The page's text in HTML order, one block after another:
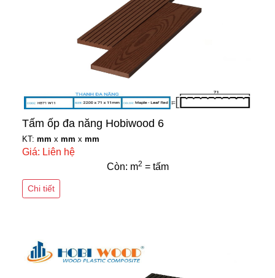
Tấm ốp đa năng Hobiwood 6
KT: mm x mm x mm
Giá: Liên hệ
Còn: m2 = tấm
Chi tiết